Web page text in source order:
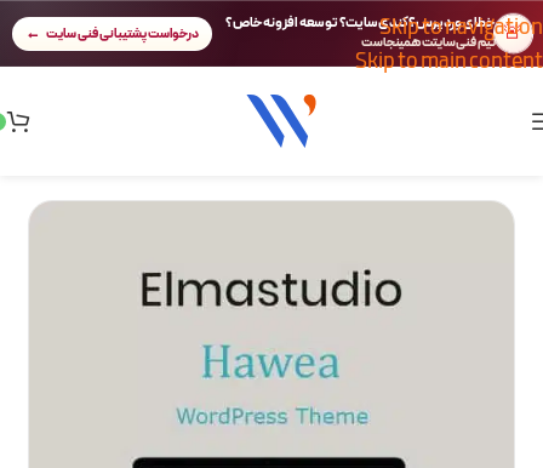
Skip to navigation
Skip to main content
🚨 خطای وردپرس؟ کندی سایت؟ توسعه افزونه خاص؟
تیم فنی سایتت همینجاست درخواست پشتیبانی فنی سایت